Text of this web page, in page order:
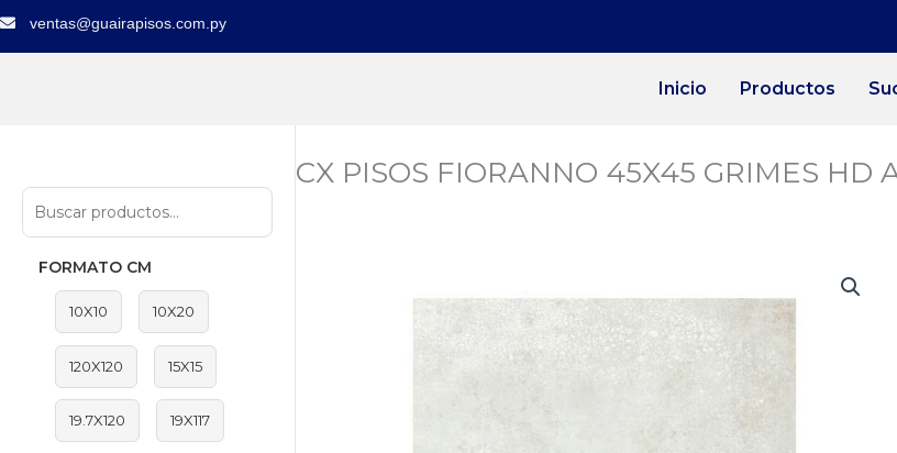
ventas@guairapisos.com.py
Inicio Productos
FORMATO CM
10X10 10X20
120X120 15X15
19.7X120 19X117
CX PISOS FIORANNO 45X45 GRIMES HD